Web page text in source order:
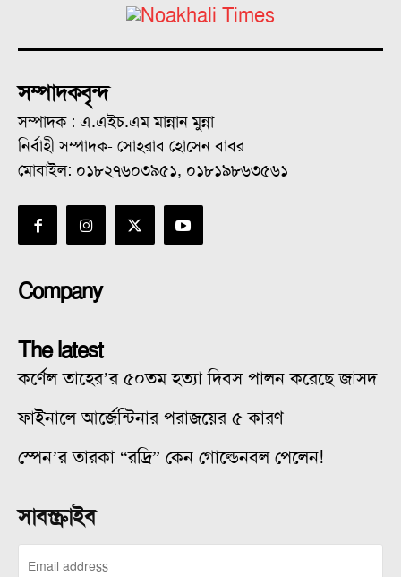
সম্পাদকবৃন্দ
সম্পাদক : এ.এইচ.এম মান্নান মুন্না
নির্বাহী সম্পাদক- সোহরাব হোসেন বাবর
মোবাইল: ০১৮২৭৬০৩৯৫১, ০১৮১৯৮৬৩৫৬১
Company
The latest
কর্ণেল তাহের’র ৫০তম হত্যা দিবস পালন করেছে জাসদ
ফাইনালে আর্জেন্টিনার পরাজয়ের ৫ কারণ
স্পেন’র তারকা “রদ্রি” কেন গোল্ডেনবল পেলেন!
সাবস্ক্রাইব